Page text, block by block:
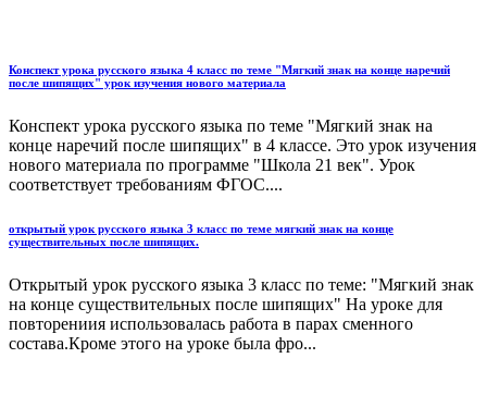
Конспект урока русского языка 4 класс по теме "Мягкий знак на конце наречий
после шипящих" урок изучения нового материала
Конспект урока русского языка по теме "Мягкий знак на
конце наречий после шипящих" в 4 классе. Это урок изучения
нового материала по программе "Школа 21 век". Урок
соответствует требованиям ФГОС....
открытый урок русского языка 3 класс по теме мягкий знак на конце
существительных после шипящих.
Открытый урок русского языка 3 класс по теме: "Мягкий знак
на конце существительных после шипящих" На уроке для
повторениия использовалась работа в парах сменного
состава.Кроме этого на уроке была фро...